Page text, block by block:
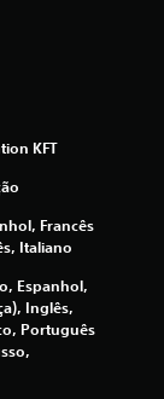
c
i
n
KFT
Francês
Italiano
Espanhol,
Inglês,
Português